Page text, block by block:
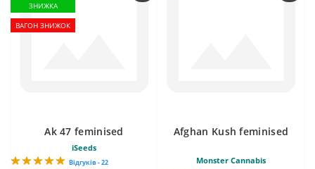
ЗНИЖКА
ВАГОН ЗНИЖОК
Ak 47 feminised
iSeeds
Відгуків - 22
Afghan Kush feminised
Monster Cannabis